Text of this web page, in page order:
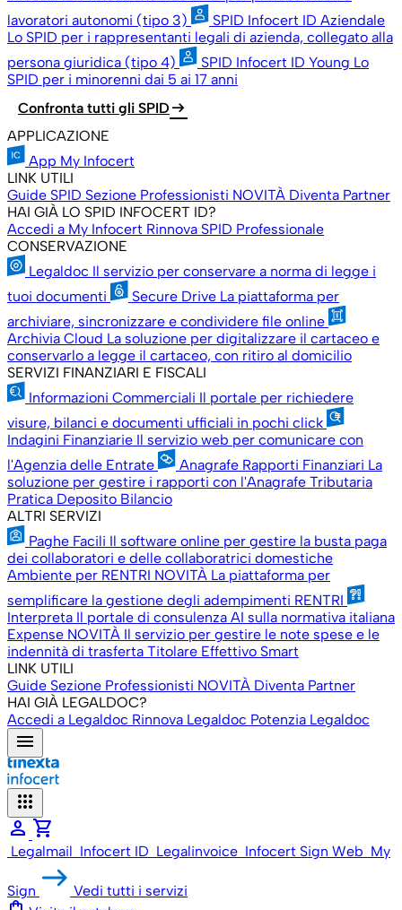
lavoratori autonomi (tipo 3)
SPID Infocert ID Aziendale
Lo SPID per i rappresentanti legali di azienda, collegato alla
persona giuridica (tipo 4)
SPID Infocert ID Young Lo
SPID per i minorenni dai 5 ai 17 anni
Confronta tutti gli SPID arrow_right_alt
APPLICAZIONE
App My Infocert
LINK UTILI
Guide SPID Sezione Professionisti NOVITÀ Diventa Partner
HAI GIÀ LO SPID INFOCERT ID?
Accedi a My Infocert Rinnova SPID Professionale
CONSERVAZIONE
Legaldoc Il servizio per conservare a norma di legge i
tuoi documenti
Secure Drive La piattaforma per
archiviare, sincronizzare e condividere file online
Archivia Cloud La soluzione per digitalizzare il cartaceo e
conservarlo a legge il cartaceo, con ritiro al domicilio
SERVIZI FINANZIARI E FISCALI
Informazioni Commerciali Il portale per richiedere
visure, bilanci e documenti ufficiali in pochi click
Indagini Finanziarie Il servizio web per comunicare con
l'Agenzia delle Entrate
Anagrafe Rapporti Finanziari La
soluzione per gestire i rapporti con l'Anagrafe Tributaria
Pratica Deposito Bilancio
ALTRI SERVIZI
Paghe Facili Il software online per gestire la busta paga
dei collaboratori e delle collaboratrici domestiche
Ambiente per RENTRI NOVITÀ La piattaforma per
semplificare la gestione degli adempimenti RENTRI
Interpreta Il portale di consulenza AI sulla normativa italiana
Expense NOVITÀ Il servizio per gestire le note spese e le
indennità di trasferta Titolare Effettivo Smart
LINK UTILI
Guide Sezione Professionisti NOVITÀ Diventa Partner
HAI GIÀ LEGALDOC?
Accedi a Legaldoc Rinnova Legaldoc Potenzia Legaldoc
menu
apps
person shopping_cart
Legalmail Infocert ID Legalinvoice Infocert Sign Web My
Sign Vedi tutti i servizi